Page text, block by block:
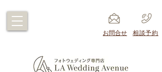
​お問合せ ​相談予約